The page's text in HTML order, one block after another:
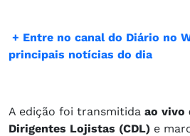
+ Entre no canal do Diário no
principais notícias do dia
A edição foi transmitida ao vivo
Dirigentes Lojistas (CDL) e